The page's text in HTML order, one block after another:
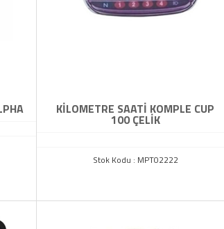
KİLOMETRE SAATİ KOMPLE CUP
100 ÇELİK
Stok Kodu : MPT02222